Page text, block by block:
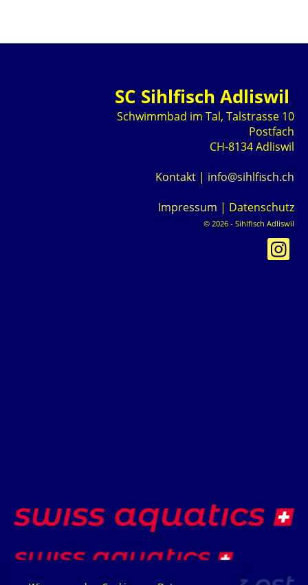
SC Sihlfisch Adliswil
Schwimmbad im Tal, Talstrasse 10
Postfach
CH-8134 Adliswil
Kontakt | info@sihlfisch.ch
Impressum | Datenschutz
© 2026 - Sihlfisch Adliswil